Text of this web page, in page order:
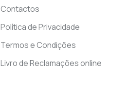
Contactos
Política de Privacidade
Termos e Condições
Livro de Reclamações online